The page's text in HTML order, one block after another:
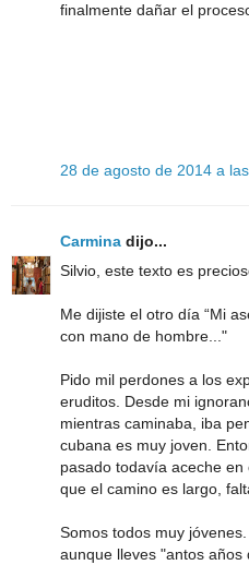
finalmente dañar el
28 de agosto de 2014 a
Carmina dijo...
Silvio, este texto es
Me dijiste el otro día “Mi
con mano de hombre..."
Pido mil perdones a los
eruditos. Desde mi
mientras caminaba, iba
cubana es muy joven.
pasado todavía aceche
que el camino es largo,
Somos todos muy
aunque lleves "antos años